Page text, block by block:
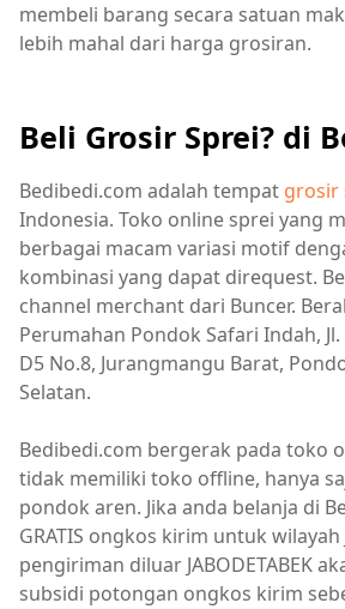
membeli barang secara satuan
lebih mahal dari harga grosiran.
Beli Grosir Sprei? di
Bedibedi.com adalah tempat grosir
Indonesia. Toko online sprei yang
berbagai macam variasi motif
kombinasi yang dapat direquest.
channel merchant dari Buncer.
Perumahan Pondok Safari Indah,
D5 No.8, Jurangmangu Barat,
Selatan.
Bedibedi.com bergerak pada toko
tidak memiliki toko offline, hanya
pondok aren. Jika anda belanja di
GRATIS ongkos kirim untuk wilayah
pengiriman diluar JABODETABEK
subsidi potongan ongkos kirim